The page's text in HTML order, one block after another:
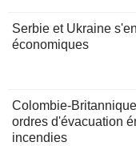
Serbie et Ukraine
économiques
Colombie-
ordres d'évacuation
incendies